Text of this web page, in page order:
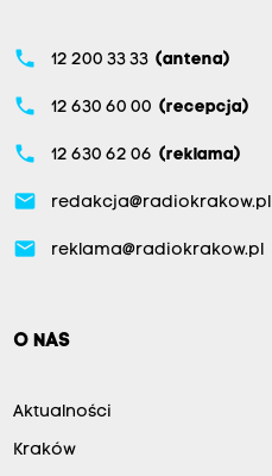
phone 12 200 33 33 (antena)
phone 12 630 60 00 (recepcja)
phone 12 630 62 06 (reklama)
email redakcja@radiokrakow.pl
email reklama@radiokrakow.pl
O NAS
Aktualności
Kraków